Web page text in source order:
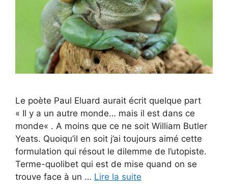
Le poète Paul Eluard aurait écrit quelque part
« Il y a un autre monde… mais il est dans ce
monde« . A moins que ce ne soit William Butler
Yeats. Quoiqu’il en soit j’ai toujours aimé cette
formulation qui résout le dilemme de l’utopiste.
Terme-quolibet qui est de mise quand on se
trouve face à un … Lire la suite